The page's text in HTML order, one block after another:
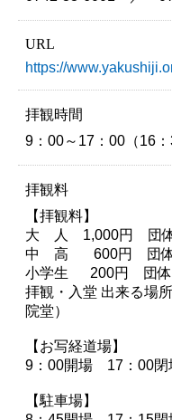
URL
https://
拝観時間
9：00～17：00（16：
拝観料
【拝観料】
大 人 1,000円 団体
中 高 600円 団体
小学生 200円 団体
拝観・入堂 出来る場
院堂）
【お写経道場】
9：00開場 17：00閉
【駐車場】